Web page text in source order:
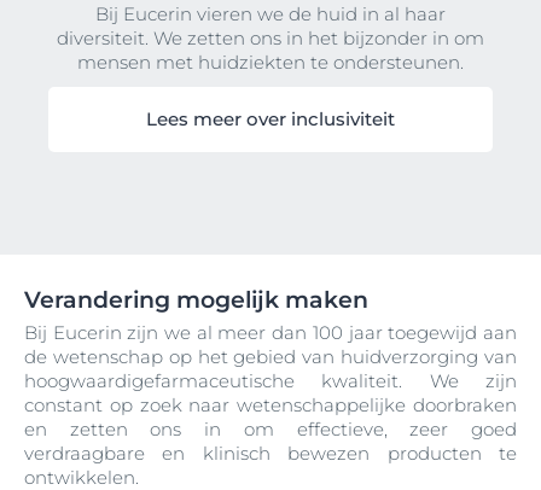
Bij Eucerin vieren we de huid in al haar
diversiteit. We zetten ons in het bijzonder in om
mensen met huidziekten te ondersteunen.
Lees meer over inclusiviteit
Verandering mogelijk maken
Bij Eucerin zijn we al meer dan 100 jaar toegewijd aan
de wetenschap op het gebied van huidverzorging van
hoogwaardigefarmaceutische kwaliteit. We zijn
constant op zoek naar wetenschappelijke doorbraken
en zetten ons in om effectieve, zeer goed
verdraagbare en klinisch bewezen producten te
ontwikkelen.